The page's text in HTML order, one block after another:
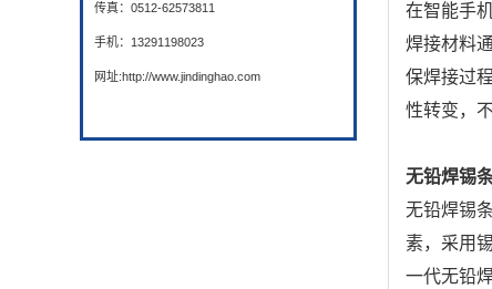
传真：0512-62573811
手机：13291198023
网址:http://www.jindinghao.com
在智能手
焊接材料
保焊接过
性转变，
无铅焊锡
无铅焊锡
素，采用
一代无铅